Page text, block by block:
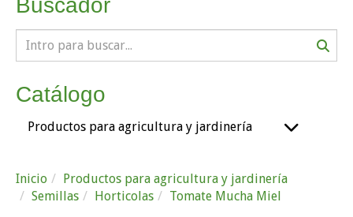
Buscador
Catálogo
Productos para agricultura y jardinería
Inicio
Productos para agricultura y jardinería
Semillas
Horticolas Tomate Mucha Miel